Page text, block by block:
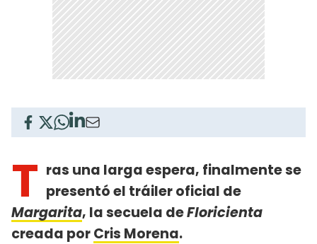
T ras una larga espera, finalmente se
presentó el tráiler oficial de
Margarita, la secuela deFloricienta
creada porCris Morena.